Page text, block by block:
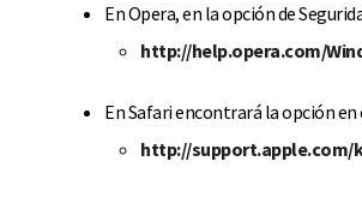
En Opera, en la opción de
http://help.opera.com/
En Safari encontrará la opción
http://support.apple.com/